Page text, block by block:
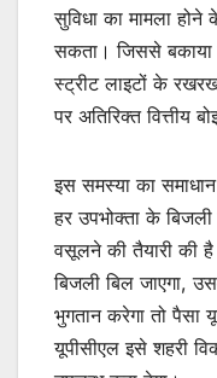
सुविधा का मामला
सकता। जिससे बकाया
स्ट्रीट लाइटों के
पर अतिरिक्त वित्तीय
इस समस्या का
हर उपभोक्ता के
वसूलने की तैयारी की
बिजली बिल जाएगा,
भुगतान करेगा तो पैसा
यूपीसीएल इसे शहरी